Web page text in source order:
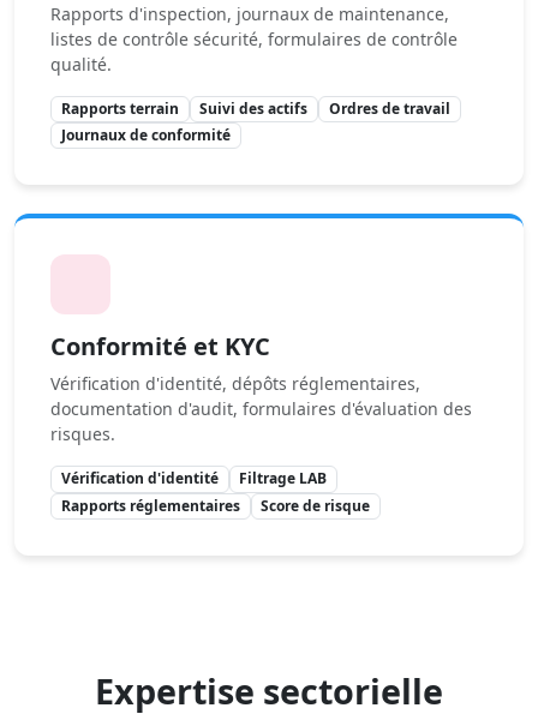
Rapports d'inspection, journaux de maintenance,
listes de contrôle sécurité, formulaires de contrôle
qualité.
Rapports terrain Suivi des actifs
Ordres de travail
Journaux de conformité
Conformité et KYC
Vérification d'identité, dépôts réglementaires,
documentation d'audit, formulaires d'évaluation des
risques.
Vérification d'identité
Filtrage LAB
Rapports réglementaires
Score de risque
Expertise sectorielle